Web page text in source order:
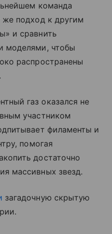
команда
же подход к другим
и сравнить
моделями, чтобы
распространены
газ оказался не
участником
филаменты и
помогая
достаточно
массивных звезд.
загадочную скрытую